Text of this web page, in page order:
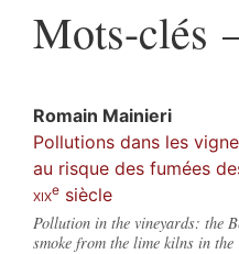
Mots-clés
Romain Mainieri
Pollutions dans les
au risque des fumées
xixe siècle
Pollution in the vineyards: the
smoke from the lime kilns in the